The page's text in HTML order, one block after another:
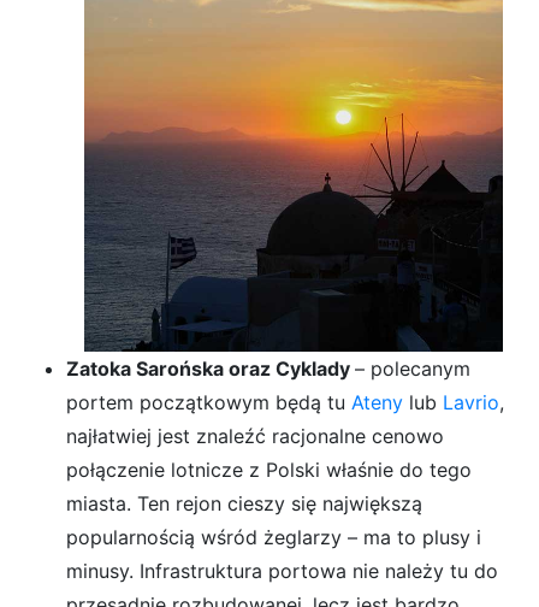
Zatoka Sarońska oraz Cyklady – polecanym
portem początkowym będą tu Ateny lub Lavrio,
najłatwiej jest znaleźć racjonalne cenowo
połączenie lotnicze z Polski właśnie do tego
miasta. Ten rejon cieszy się największą
popularnością wśród żeglarzy – ma to plusy i
minusy. Infrastruktura portowa nie należy tu do